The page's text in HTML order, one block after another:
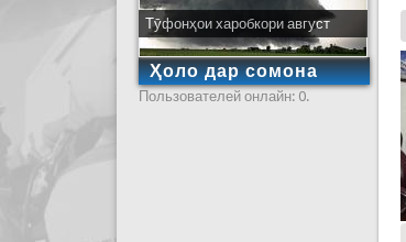
Тӯфонҳои харобкори август
Ҳоло дар сомона
Пользователей онлайн: 0.